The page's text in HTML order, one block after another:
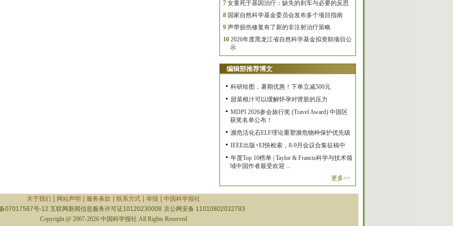
7 女童死于基因治疗：缺失的刹车与必要的反思
8 国家自然科学基金委员会发布多个项目指南
9 声带损伤修复有了新的非注射治疗策略
10 2026年度黑龙江省自然科学基金拟资助项目公
示
编辑部推荐博文
科研绘图，暑期优惠！下单立减500元
甜菜根汁可以缓解怀孕对肾脏的压力
MDPI 2026参会旅行奖 (Travel Award) 中国区
获奖名单公布！
濒危活化石ELF理论重塑濒危物种保护优先级
IEEE出版+EI快检索，8-9月会议合集征稿中
年度Top 10榜单 | Taylor & Francis科学与技术领
域中国作者最受欢迎 ...
更多>>
关于我们 网站声明 服务条款 联系方式| 举报
中国科学报社
07017567号-12 互联网新闻信息服务许可证10120230008 京公网安备 11010802032783
Copyright @ 2007-2026 中国科学报社 All Rights Reserved